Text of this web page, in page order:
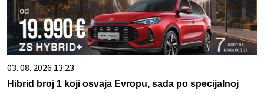
03. 08. 2026 13:23
Hibrid broj 1 koji osvaja Evropu, sada po specijalnoj